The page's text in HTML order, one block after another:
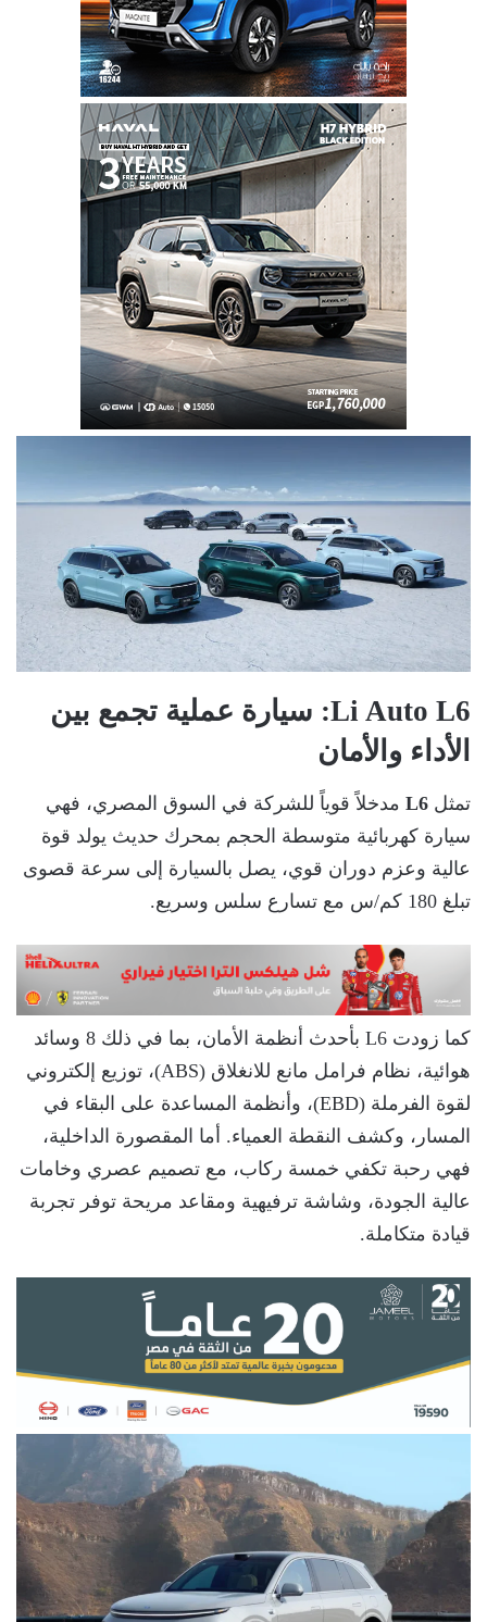
Li Auto L6: سيارة عملية تجمع بين
الأداء والأمان
تمثل L6 مدخلاً قوياً للشركة في السوق المصري، فهي
سيارة كهربائية متوسطة الحجم بمحرك حديث يولد قوة
عالية وعزم دوران قوي، يصل بالسيارة إلى سرعة قصوى
تبلغ 180 كم/س مع تسارع سلس وسريع.
كما زودت L6 بأحدث أنظمة الأمان، بما في ذلك 8 وسائد
هوائية، نظام فرامل مانع للانغلاق (ABS)، توزيع إلكتروني
لقوة الفرملة (EBD)، وأنظمة المساعدة على البقاء في
المسار، وكشف النقطة العمياء. أما المقصورة الداخلية،
فهي رحبة تكفي خمسة ركاب، مع تصميم عصري وخامات
عالية الجودة، وشاشة ترفيهية ومقاعد مريحة توفر تجربة
قيادة متكاملة.